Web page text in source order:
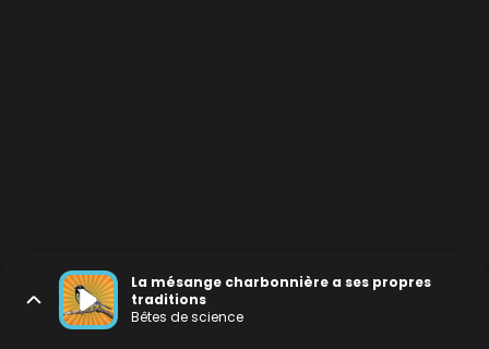
La mésange charbonnière a ses propres
traditions
Bêtes de science